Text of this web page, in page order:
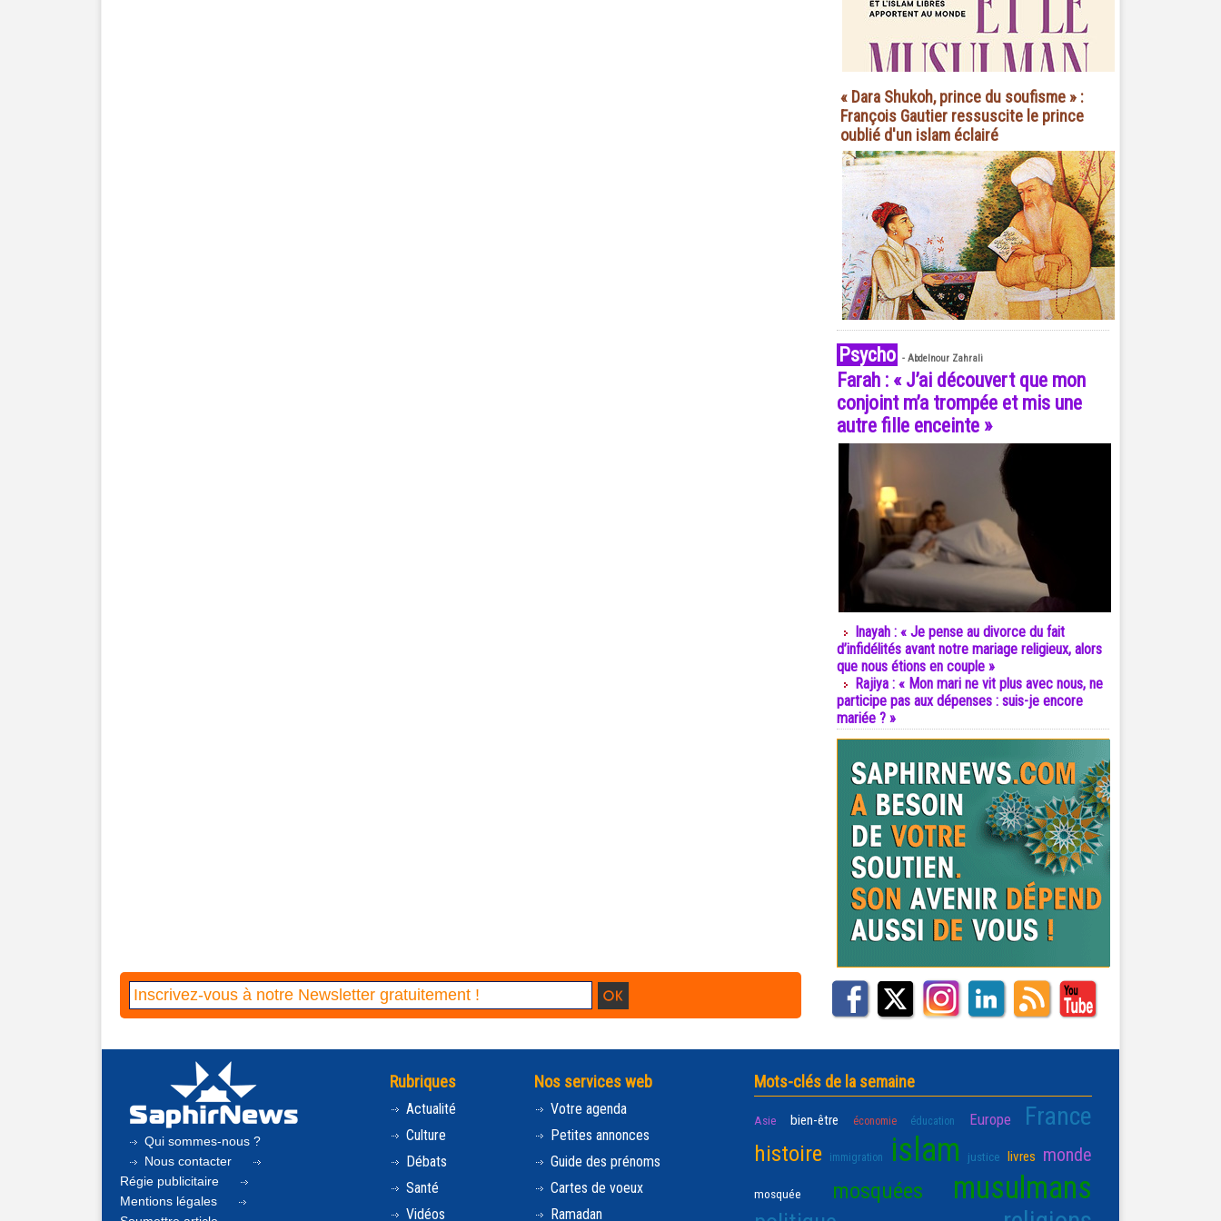
« Dara Shukoh, prince du soufisme » :
François Gautier ressuscite le prince
oublié d'un islam éclairé
Psycho - Abdelnour Zahrali
Farah : « J’ai découvert que mon
conjoint m’a trompée et mis une
autre fille enceinte »
Inayah : « Je pense au divorce du fait
d’infidélités avant notre mariage religieux, alors
que nous étions en couple »
Rajiya : « Mon mari ne vit plus avec nous, ne
participe pas aux dépenses : suis-je encore
mariée ? »
Qui sommes-nous ?
Nous contacter
Régie publicitaire
Mentions légales
Rubriques
Actualité
Culture
Débats
Santé
Vidéos
Nos services web
Votre agenda
Petites annonces
Guide des prénoms
Cartes de voeux
Ramadan
Mots-clés de la semaine
Asie bien-être économie éducation Europe France
histoire immigration islam justice livres monde
mosquée mosquées musulmans